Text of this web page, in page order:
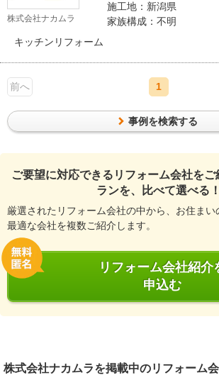
株式会社ナカムラ
施工地：新潟県
家族構成：不明
キッチンリフォーム
前へ 1
事例を検索する
ご要望に対応できるリフォーム会社を
ランを、比べて選べる！
厳選されたリフォーム会社の中から、お住まい
最適な会社を複数ご紹介します。
リフォーム会社紹介
申込む
株式会社ナカムラを掲載中のリフォーム